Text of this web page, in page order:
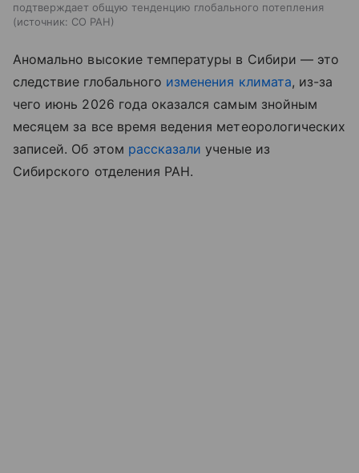
подтверждает общую тенденцию глобального потепления
источник: СО РАН
Аномально высокие температуры в Сибири — это
следствие глобального изменения климата, из-за
чего июнь 2026 года оказался самым знойным
месяцем за все время ведения метеорологических
записей. Об этом рассказали ученые из
Сибирского отделения РАН.